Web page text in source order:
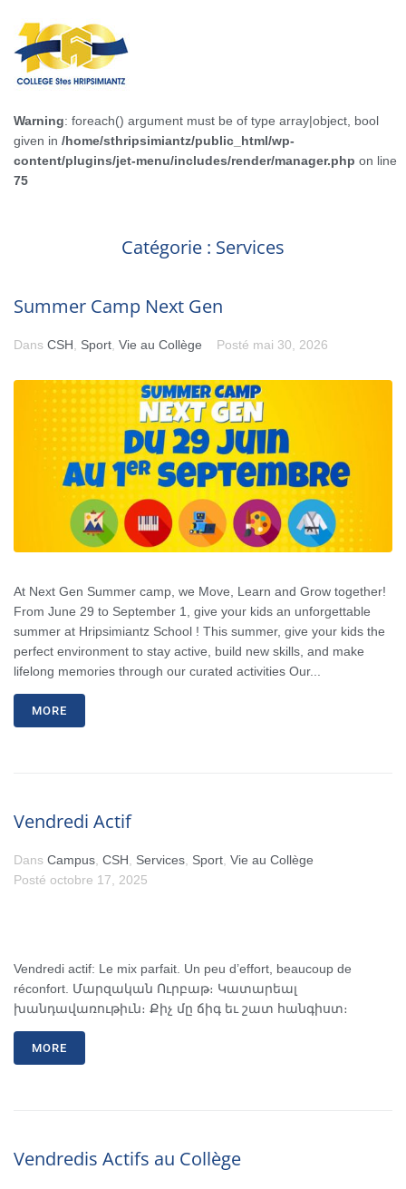
Warning: foreach() argument must be of type array|object, bool
given in /home/sthripsimiantz/public_html/wp-
content/plugins/jet-menu/includes/render/manager.php on line
75
Catégorie : Services
Summer Camp Next Gen
Dans CSH Sport Vie au Collège Posté mai 30, 2026
At Next Gen Summer camp, we Move, Learn and Grow together!
From June 29 to September 1, give your kids an unforgettable
summer at Hripsimiantz School ! This summer, give your kids the
perfect environment to stay active, build new skills, and make
lifelong memories through our curated activities Our...
MORE
Vendredi Actif
Dans Campus CSH Services Sport Vie au Collège
Posté octobre 17, 2025
Vendredi actif: Le mix parfait. Un peu d’effort, beaucoup de
réconfort. Մարզական Ուրբաթ։ Կատարեալ
խանդավառութիւն։ Քիչ մը ճիգ եւ շատ հանգիստ։
MORE
Vendredis Actifs au Collège